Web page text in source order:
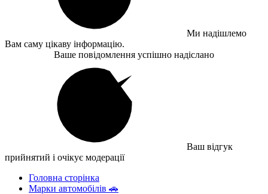
Ми надішлемо
Вам саму цікаву інформацію.
Ваше повідомлення успішно надіслано
Ваш відгук
прийнятий і очікує модерації
Головна сторінка
Марки автомобілів 🚗